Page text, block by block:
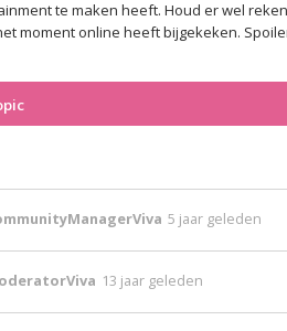
te maken heeft. Houd er wel
moment online heeft bijgekeken.
5 jaar geleden
13 jaar geleden